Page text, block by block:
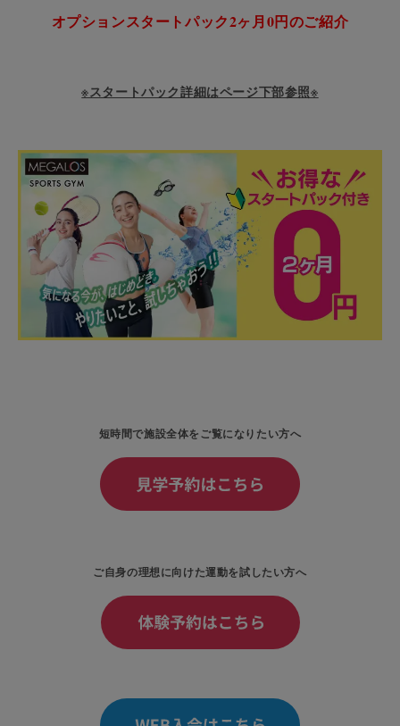
オプションスタートパック2ヶ月0円のご紹介
※スタートパック詳細はページ下部参照※
短時間で施設全体をご覧になりたい方へ
ご自身の理想に向けた運動を試したい方へ